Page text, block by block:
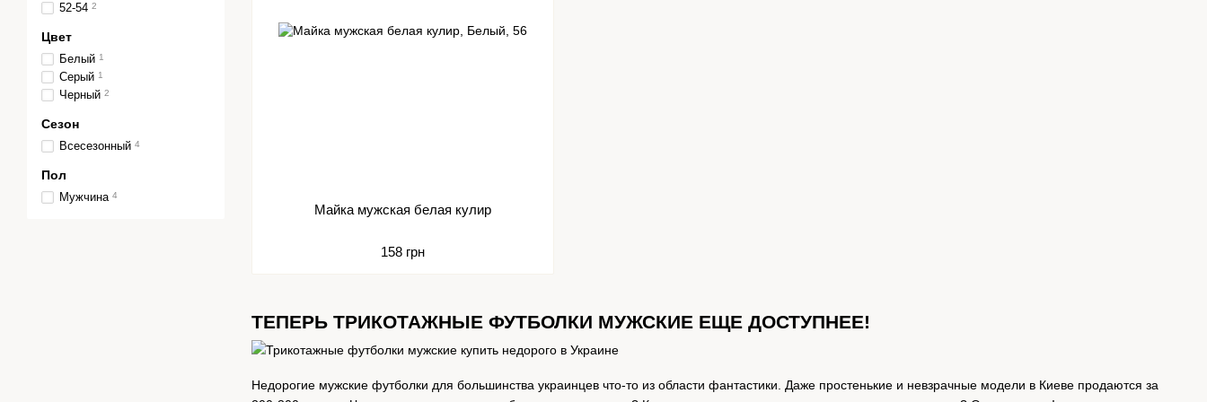
ТЕПЕРЬ ТРИКОТАЖНЫЕ ФУТБОЛКИ МУЖСКИЕ ЕЩЕ ДОСТУПНЕЕ!
Недорогие мужские футболки для большинства украинцев что-то из области фантастики. Даже простенькие и невзрачные модели в Киеве продаются за
Майка мужская белая кулир
158 грн
52-54 2
Цвет
Белый 1
Серый 1
Черный 2
Сезон
Всесезонный 4
Пол
Мужчина 4